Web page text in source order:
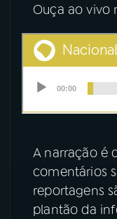
Ouça ao vivo
A narração é
comentários
reportagens
plantão da